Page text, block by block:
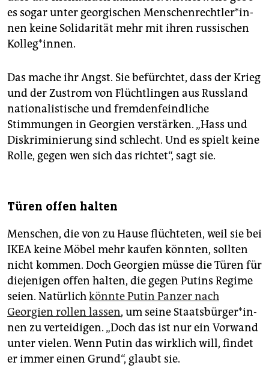
es sogar unter georgischen Men­schen­recht­le­r*in­
nen keine Solidarität mehr mit ihren russischen
Kolleg*innen.
Das mache ihr Angst. Sie befürchtet, dass der Krieg
und der Zustrom von Flüchtlingen aus Russland
nationalistische und fremdenfeindliche
Stimmungen in Georgien verstärken. „Hass und
Diskriminierung sind schlecht. Und es spielt keine
Rolle, gegen wen sich das richtet“, sagt sie.
Türen offen halten
Menschen, die von zu Hause flüchteten, weil sie bei
IKEA keine Möbel mehr kaufen könnten, sollten
nicht kommen. Doch Georgien müsse die Türen für
diejenigen offen halten, die gegen Putins Regime
seien. Natürlichkönnte Putin Panzer nach
Georgien rollen lassen, um seine Staats­bür­ge­r*in­
nen zu verteidigen. „Doch das ist nur ein Vorwand
unter vielen. Wenn Putin das wirklich will, findet
er immer einen Grund“, glaubt sie.